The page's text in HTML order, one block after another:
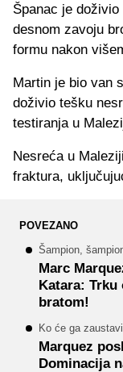
Španac je
desnom zavoju
formu nakon
Martin je bio van
doživio tešku
testiranja u
Nesreća u
fraktura,
POVEZANO
Šampion,
Marc
Katara:
bratom!
Ko će ga
Marquez
Dominacija